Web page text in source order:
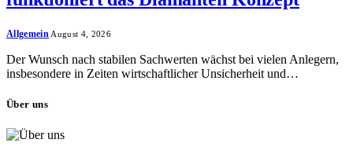
Allgemein August 4, 2026
Der Wunsch nach stabilen Sachwerten wächst bei vielen Anlegern,
insbesondere in Zeiten wirtschaftlicher Unsicherheit und…
Über uns